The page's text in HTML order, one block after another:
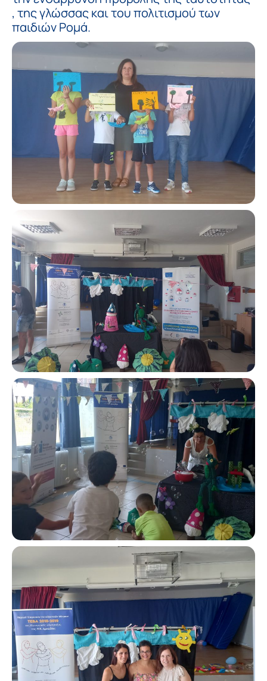
, της γλώσσας και του πολιτισμού των
παιδιών Ρομά.